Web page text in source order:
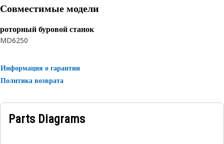
Совместимые модели
роторный буровой станок
MD6250
Информация о гарантии
Политика возврата
Parts Diagrams